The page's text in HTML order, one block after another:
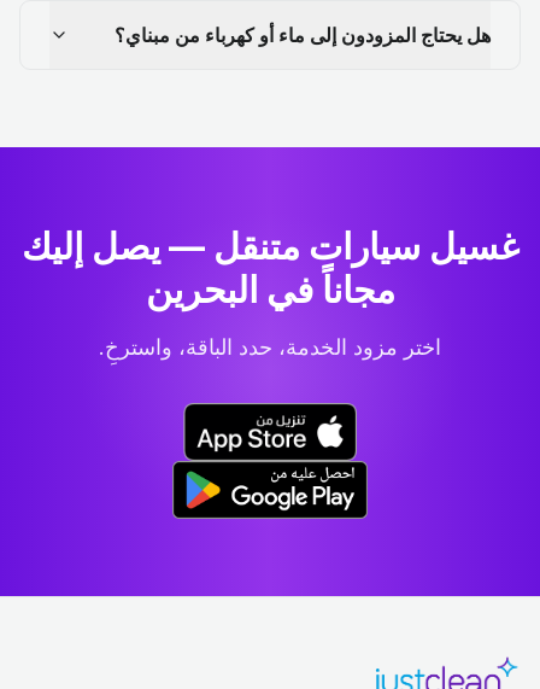
هل يحتاج المزودون إلى ماء أو كهرباء من مبناي؟
غسيل سيارات متنقل — يصل إليك
مجاناً في البحرين
اختر مزود الخدمة، حدد الباقة، واسترخِ.